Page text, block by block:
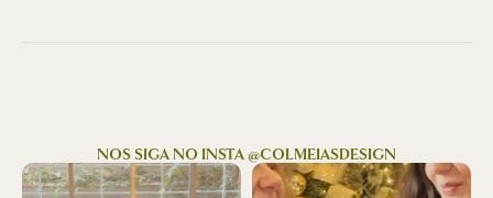
NOS SIGA NO INSTA @COLMEIASDESIGN